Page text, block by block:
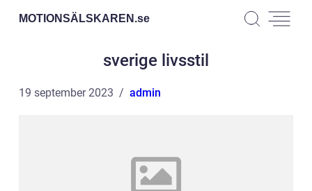
MOTIONSÄLSKAREN.se
sverige livsstil
19 september 2023 admin